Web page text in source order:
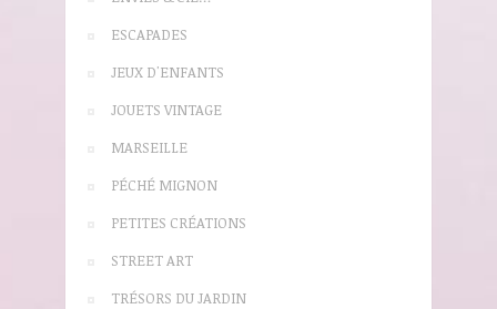
ESCAPADES
JEUX D'ENFANTS
JOUETS VINTAGE
MARSEILLE
PÉCHÉ MIGNON
PETITES CRÉATIONS
STREET ART
TRÉSORS DU JARDIN